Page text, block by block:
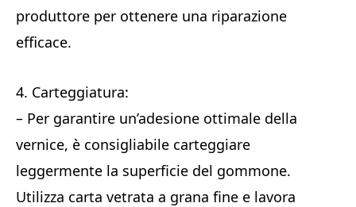
produttore per ottenere una riparazione
efficace.
4. Carteggiatura:
– Per garantire un’adesione ottimale della
vernice, è consigliabile carteggiare
leggermente la superficie del gommone.
Utilizza carta vetrata a grana fine e lavora